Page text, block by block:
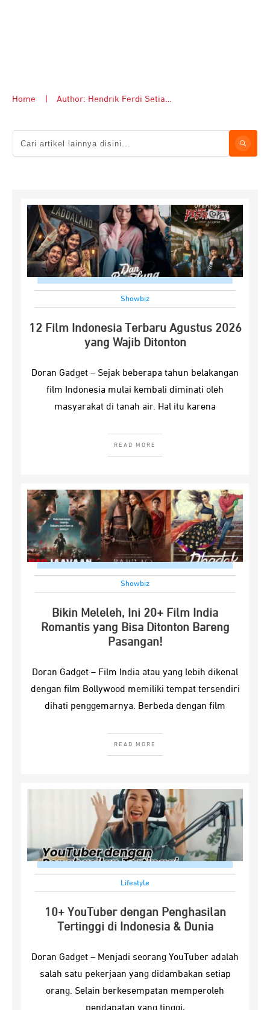
Home Author: Hendrik Ferdi Setiawan
Showbiz
12 Film Indonesia Terbaru Agustus 2026
yang Wajib Ditonton
Doran Gadget – Sejak beberapa tahun belakangan
film Indonesia mulai kembali diminati oleh
masyarakat di tanah air. Hal itu karena
READ MORE
Showbiz
Bikin Meleleh, Ini 20+ Film India
Romantis yang Bisa Ditonton Bareng
Pasangan!
Doran Gadget – Film India atau yang lebih dikenal
dengan film Bollywood memiliki tempat tersendiri
dihati penggemarnya. Berbeda dengan film
READ MORE
Lifestyle
10+ YouTuber dengan Penghasilan
Tertinggi di Indonesia & Dunia
Doran Gadget – Menjadi seorang YouTuber adalah
salah satu pekerjaan yang didambakan setiap
orang. Selain berkesempatan memperoleh